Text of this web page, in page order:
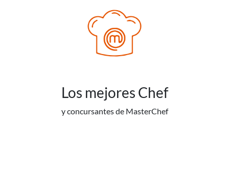
Los mejores Chef
y concursantes de MasterChef